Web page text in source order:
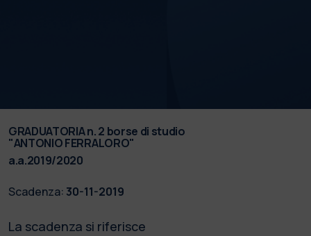
GRADUATORIA n. 2 borse di studio
"ANTONIO FERRALORO"
a.a.2019/2020
Scadenza: 30-11-2019
La scadenza si riferisce